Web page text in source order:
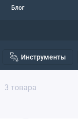
Блог
Инструменты
3 товара